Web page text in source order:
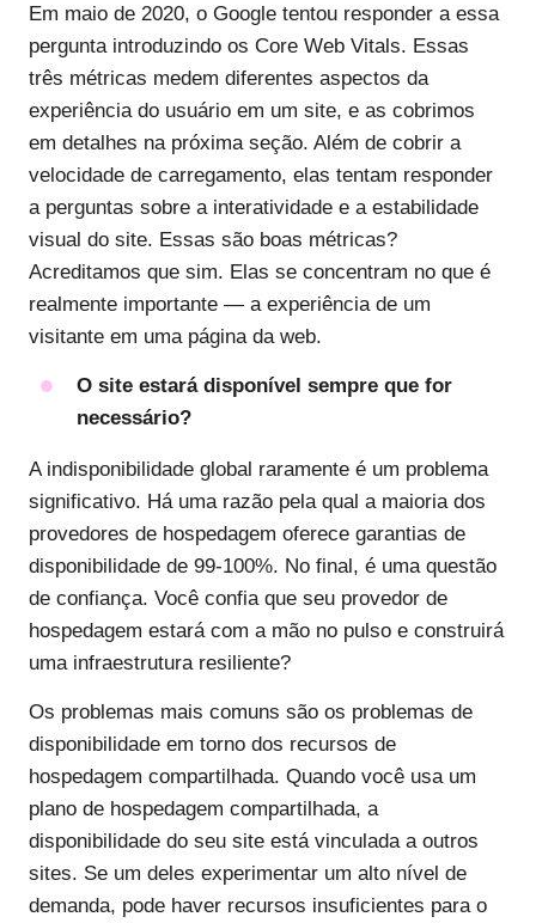
Em maio de 2020, o Google tentou responder a essa
pergunta introduzindo os Core Web Vitals. Essas
três métricas medem diferentes aspectos da
experiência do usuário em um site, e as cobrimos
em detalhes na próxima seção. Além de cobrir a
velocidade de carregamento, elas tentam responder
a perguntas sobre a interatividade e a estabilidade
visual do site. Essas são boas métricas?
Acreditamos que sim. Elas se concentram no que é
realmente importante — a experiência de um
visitante em uma página da web.
O site estará disponível sempre que for
necessário?
A indisponibilidade global raramente é um problema
significativo. Há uma razão pela qual a maioria dos
provedores de hospedagem oferece garantias de
disponibilidade de 99-100%. No final, é uma questão
de confiança. Você confia que seu provedor de
hospedagem estará com a mão no pulso e construirá
uma infraestrutura resiliente?
Os problemas mais comuns são os problemas de
disponibilidade em torno dos recursos de
hospedagem compartilhada. Quando você usa um
plano de hospedagem compartilhada, a
disponibilidade do seu site está vinculada a outros
sites. Se um deles experimentar um alto nível de
demanda, pode haver recursos insuficientes para o